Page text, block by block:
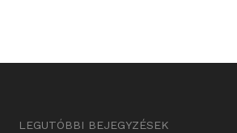
LEGUTÓBBI BEJEGYZÉSEK